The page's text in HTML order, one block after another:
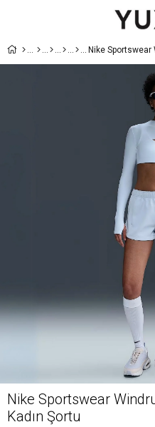
Nike Sportswear
Nike Sportswear
Kadın Şortu